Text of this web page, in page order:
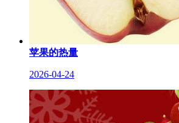
苹果的热量
2026-04-24